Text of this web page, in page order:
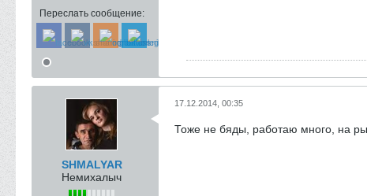
Переслать сообщение:
SHMALYAR
Немихалыч
17.12.2014, 00:35
Тоже не бяды, работаю много, на